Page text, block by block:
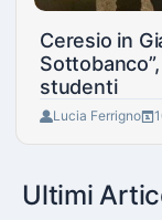
Ceresio in
studenti
Lucia Ferrigno
Ultimi